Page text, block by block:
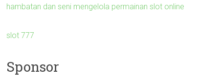
hambatan dan seni mengelola permainan slot online
slot 777
Sponsor